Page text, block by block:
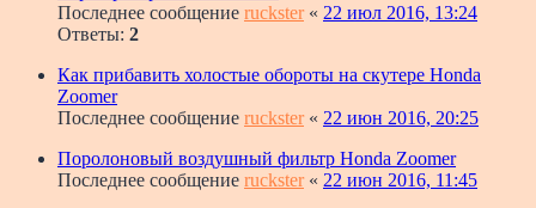
Последнее сообщение ruckster« 22 июл 2016, 13:24
Ответы: 2
Как прибавить холостые обороты на скутере Honda
Zoomer
Последнее сообщение ruckster« 22 июн 2016, 20:25
Поролоновый воздушный фильтр Honda Zoomer
Последнее сообщение ruckster« 22 июн 2016, 11:45